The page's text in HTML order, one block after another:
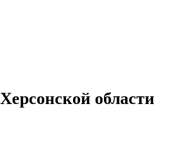
области